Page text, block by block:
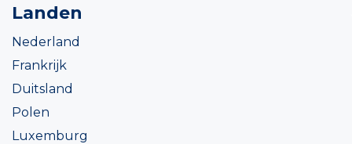
Landen
Nederland
Frankrijk
Duitsland
Polen
Luxemburg